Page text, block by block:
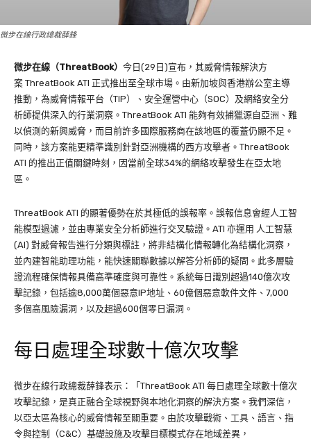
微步在線行政總裁薛鋒
微步在線（ThreatBook） 今日(29日)宣布，其威脅情報解決方
案 ThreatBook ATI 正式推出至全球市場。由新加坡與香港辦公室主導
推動，為威脅情報平台（TIP）、安全運營中心（SOC）及網絡安全分
析師提供深入的行業洞察。ThreatBook ATI 能夠有效捕獵源自亞洲、難
以偵測的新興威脅，而目前許多國際服務商在該地區的覆蓋仍顯不足。
同時，該方案能更精準識別針對亞洲機構的西方攻擊者。ThreatBook
ATI 的推出正值關鍵時刻，因當前全球34%的網絡攻擊發生在亞太地
區。
ThreatBook ATI 的顯著優勢在於其極低的誤報率。誤報信息會經人工智
能模型過濾，並由專業安全分析師進行交叉驗證。ATI 亦運用 人工智慧
(AI) 對威脅報告進行分類與標註，將非結構化情報轉化為結構化洞察，
並內建智能助理功能，能快速關聯數據以解答分析師的疑問。此多層驗
證流程確保情報具備高準確度與可靠性。系統每日識別超過140億次攻
擊記錄，包括逾8,000萬個惡意IP地址、60億個惡意軟件文件、7,000
多個高風險漏洞，以及超過600個零日漏洞。
每日處理全球數十億次攻擊
微步在線行政總裁薛鋒表示：「ThreatBook ATI 每日處理全球數十億次
攻擊記錄，是真正融合全球視野與本地化洞察的解決方案。我們深信，
以亞太區為核心的威脅情報至關重要。由於攻擊戰術、工具、語言、指
令與控制（C&C）基礎設施及攻擊目標模式存在地域差異，